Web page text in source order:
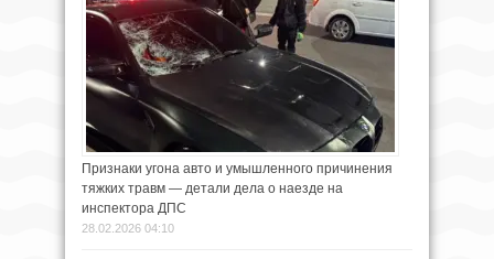
Признаки угона авто и умышленного причинения
тяжких травм — детали дела о наезде на
инспектора ДПС
28.02.2026 04:10